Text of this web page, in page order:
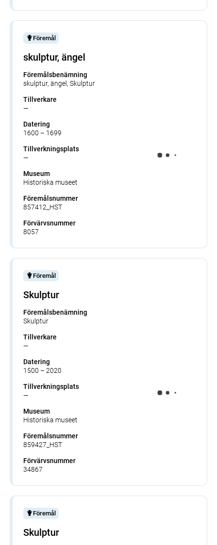
Föremål
skulptur, ängel
Föremålsbenämning
skulptur, ängel, Skulptur
Tillverkare
—
Datering
1600 – 1699
Tillverkningsplats
—
Museum
Historiska museet
Föremålsnummer
857412_HST
Förvärvsnummer
8057
Föremål
Skulptur
Föremålsbenämning
Skulptur
Tillverkare
—
Datering
1500 – 2020
Tillverkningsplats
—
Museum
Historiska museet
Föremålsnummer
859427_HST
Förvärvsnummer
34867
Föremål
Skulptur